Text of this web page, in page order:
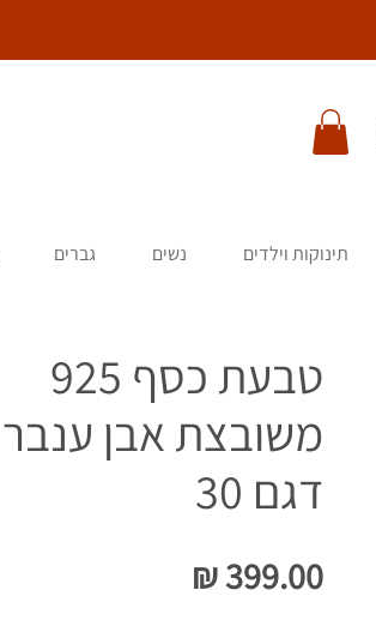
תינוקות וילדים נשים גברים
טבעת כסף 925
משובצת אבן
דגם 30